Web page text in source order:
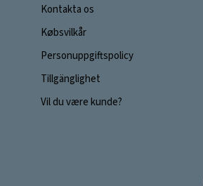
Kontakta os
Købsvilkår
Personuppgiftspolicy
Tillgänglighet
Vil du være kunde?